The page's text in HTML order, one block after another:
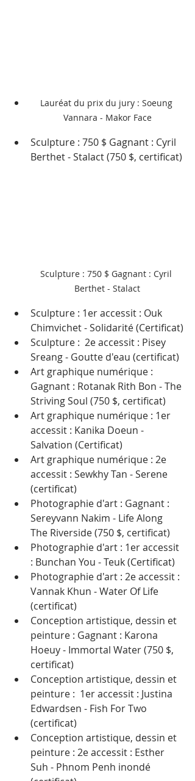
Lauréat du prix du jury : Soeung
Vannara - Makor Face
Sculpture : 750 $ Gagnant : Cyril
Berthet - Stalact (750 $, certificat)
Sculpture : 750 $ Gagnant : Cyril
Berthet - Stalact
Sculpture : 1er accessit : Ouk
Chimvichet - Solidarité (Certificat)
Sculpture :  2e accessit : Pisey
Sreang - Goutte d'eau (certificat)
Art graphique numérique :
Gagnant : Rotanak Rith Bon - The
Striving Soul (750 $, certificat)
Art graphique numérique : 1er
accessit : Kanika Doeun -
Salvation (Certificat)
Art graphique numérique : 2e
accessit : Sewkhy Tan - Serene
(certificat)
Photographie d'art : Gagnant :
Sereyvann Nakim - Life Along
The Riverside (750 $, certificat)
Photographie d'art : 1er accessit
: Bunchan You - Teuk (Certificat)
Photographie d'art : 2e accessit :
Vannak Khun - Water Of Life
(certificat)
Conception artistique, dessin et
peinture : Gagnant : Karona
Hoeuy - Immortal Water (750 $,
certificat)
Conception artistique, dessin et
peinture :  1er accessit : Justina
Edwardsen - Fish For Two
(certificat)
Conception artistique, dessin et
peinture : 2e accessit : Esther
Suh - Phnom Penh inondé